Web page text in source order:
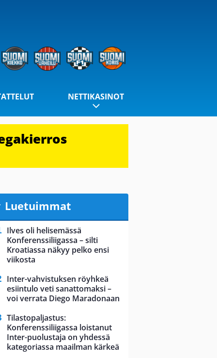
NETTIKASINOT
Luetuimmat
Ilves oli helisemässä
Konferenssiliigassa – silti
Kroatiassa näkyy pelko ensi
viikosta
Inter-vahvistuksen röyhkeä
esiintulo veti sanattomaksi –
voi verrata Diego Maradonaan
Tilastopaljastus:
Konferenssiliigassa loistanut
Inter-puolustaja on yhdessä
kategoriassa maailman kärkeä